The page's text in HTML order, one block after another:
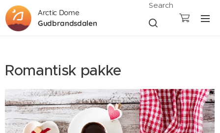
Arctic Dome
Gudbrandsdalen
Search
Romantisk pakke